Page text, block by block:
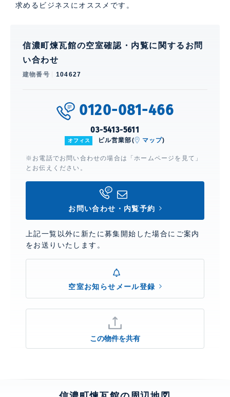
求めるビジネスにオススメです。
信濃町煉瓦館の空室確認・内覧に関するお問
い合わせ
建物番号 104627
0120-081-466
03-5413-5611
オフィス ビル営業部( マップ)
※お電話でお問い合わせの場合は「ホームページを見て」
とお伝えください。
お問い合わせ・内覧予約
上記一覧以外に新たに募集開始した場合にご案内
をお送りいたします。
空室お知らせメール登録
この物件を共有